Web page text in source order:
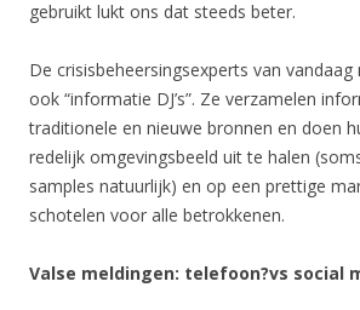
gebruikt lukt ons dat steeds beter.
De crisisbeheersingsexperts van
ook “informatie DJ’s”. Ze verzamelen
traditionele en nieuwe bronnen en doen
redelijk omgevingsbeeld uit te halen
samples natuurlijk) en op een prettige
schotelen voor alle betrokkenen.
Valse meldingen: telefoon?vs social